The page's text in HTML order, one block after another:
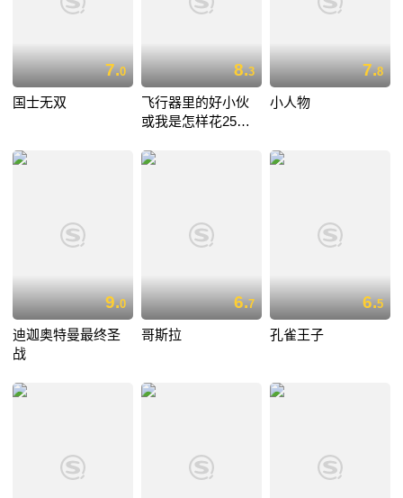
7.0
国士无双
8.3
飞行器里的好小伙
或我是怎样花25小
巴黎
7.8
小人物
9.0
迪迦奥特曼最终圣
战
6.7
哥斯拉
6.5
孔雀王子